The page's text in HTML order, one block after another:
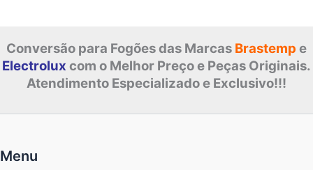
Conversão para Fogões das Marcas Brastemp e
Electrolux com o Melhor Preço e Peças Originais.
Atendimento Especializado e Exclusivo!!!
Menu